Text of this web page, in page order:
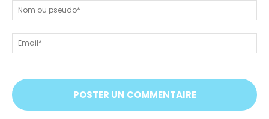
nous
tout
!
On
vous
;)
ou